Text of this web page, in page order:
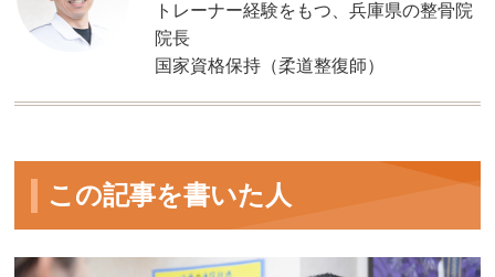
トレーナー経験をもつ、兵庫県の整骨院
院長
国家資格保持（柔道整復師）
この記事を書いた人